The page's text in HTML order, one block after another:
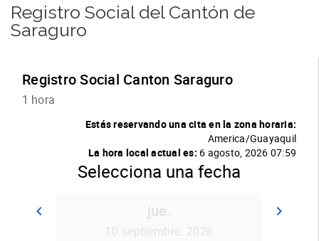
Registro Social del Cantón de
Saraguro